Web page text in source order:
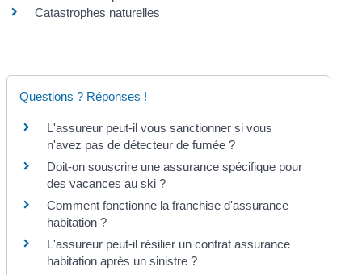
Catastrophes naturelles
Questions ? Réponses !
L'assureur peut-il vous sanctionner si vous
n'avez pas de détecteur de fumée ?
Doit-on souscrire une assurance spécifique pour
des vacances au ski ?
Comment fonctionne la franchise d'assurance
habitation ?
L'assureur peut-il résilier un contrat assurance
habitation après un sinistre ?